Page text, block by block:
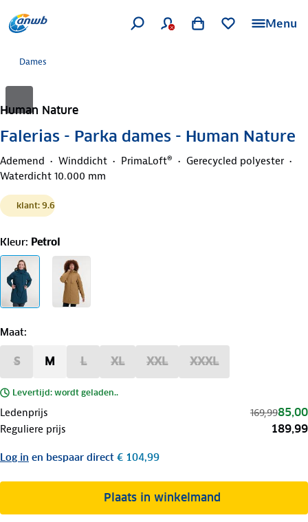
Menu
Dames
Human Nature
Falerias - Parka dames - Human Nature
Ademend Winddicht PrimaLoft®
Gerecycled polyester
Waterdicht 10.000 mm
klant: 9.6
Kleur: Petrol
Maat:
S M L XL XXL XXXL
Levertijd: wordt geladen..
Ledenprijs 169,9985,00
Reguliere prijs 189,99
Log in en bespaar direct € 104,99
Plaats in winkelmand